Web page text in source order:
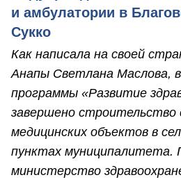
и амбулатории в
Сукко
Как написала на своей
Анапы Светлана Маслова,
программы «Развитие
завершено строительство
медицинских объектов в
пунктах муниципалитета.
министерство